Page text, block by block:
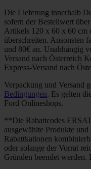
Die Lieferung innerhalb
sofern der Bestellwert
Artikels 120 x 60 x 60 cm
überschreiten. Ansonsten
und 80€ an. Unabhängig
Versand nach Österreich
Express-Versand nach
Verpackung und Versand
Bedingungen. Es gelten
Ford Onlineshops.
**Die Rabattcodes
ausgewählte Produkte
Rabattkationen
oder solange der Vorrat
Gründen beendet